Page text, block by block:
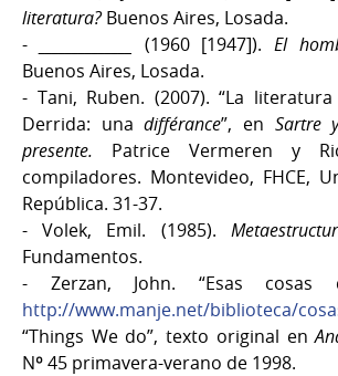
literatura?Buenos Aires, Losada.
-
(1960 [1947]). El
Buenos Aires, Losada.
- Tani, Ruben. (2007). “La
Derrida: unadifférance”, en Sartre
presente. Patrice Vermeren y
compiladores. Montevideo, FHCE,
República. 31-37.
- Volek, Emil. (1985).
Fundamentos.
- Zerzan, John. “Esas cosas
http://www.manje.net/biblioteca/
“Things We do”, texto original en
Nº 45 primavera-verano de 1998.